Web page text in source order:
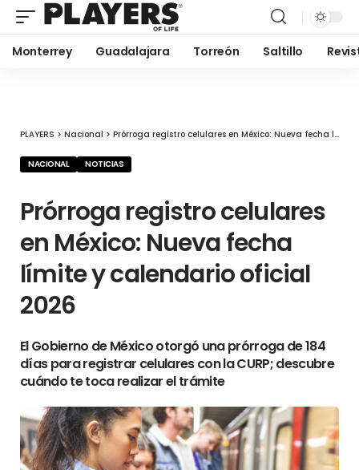
Monterrey Guadalajara Torreón Saltillo
PLAYERS > Nacional > Prórroga registro celulares en México: Nueva fecha límite y calendario oficial 2026
NACIONAL NOTICIAS
Prórroga registro celulares
en México: Nueva fecha
límite y calendario oficial
2026
El Gobierno de México otorgó una prórroga de 184
días para registrar celulares con la CURP; descubre
cuándo te toca realizar el trámite